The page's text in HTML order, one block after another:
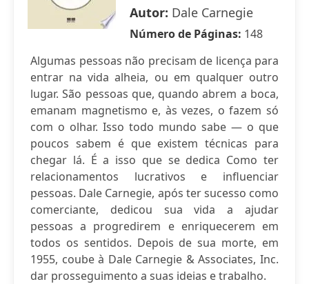
Autor: Dale Carnegie
Número de Páginas: 148
Algumas pessoas não precisam de licença para
entrar na vida alheia, ou em qualquer outro
lugar. São pessoas que, quando abrem a boca,
emanam magnetismo e, às vezes, o fazem só
com o olhar. Isso todo mundo sabe — o que
poucos sabem é que existem técnicas para
chegar lá. É a isso que se dedica Como ter
relacionamentos lucrativos e influenciar
pessoas. Dale Carnegie, após ter sucesso como
comerciante, dedicou sua vida a ajudar
pessoas a progredirem e enriquecerem em
todos os sentidos. Depois de sua morte, em
1955, coube à Dale Carnegie & Associates, Inc.
dar prosseguimento a suas ideias e trabalho.